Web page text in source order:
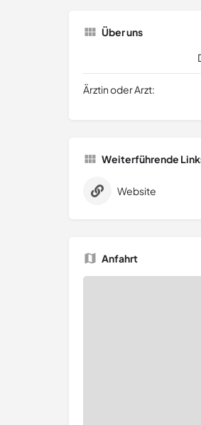
Über uns
Ärztin oder Arzt:
Weiterführende
Website
Anfahrt